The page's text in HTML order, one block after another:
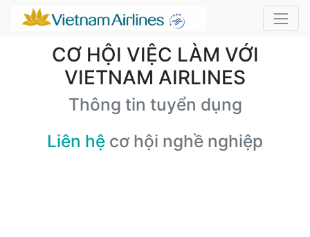
CƠ HỘI VIỆC LÀM VỚI
VIETNAM AIRLINES
Thông tin tuyển dụng
Liên hệ cơ hội nghề nghiệp